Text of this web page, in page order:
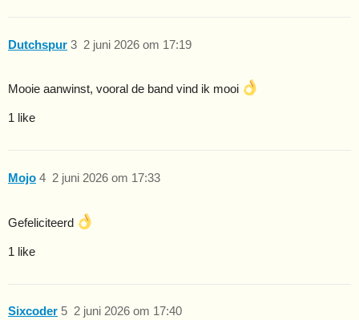
Dutchspur 2 juni 2026 om 17:19
3
Mooie aanwinst, vooral de band vind ik mooi
1 like
Mojo 2 juni 2026 om 17:33
4
Gefeliciteerd
1 like
Sixcoder 2 juni 2026 om 17:40
5